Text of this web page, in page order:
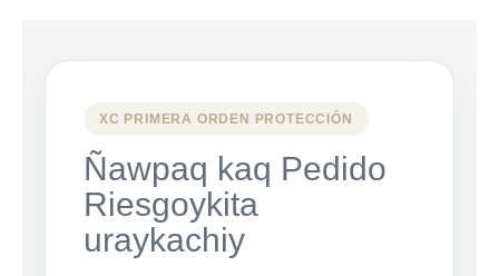
XC PRIMERA ORDEN PROTECCIÓN
Ñawpaq kaq Pedido
Riesgoykita
uraykachiy